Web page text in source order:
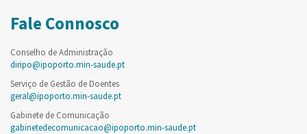
Fale Connosco
Conselho de Administração
diripo@ipoporto.min-saude.pt
Serviço de Gestão de Doentes
geral@ipoporto.min-saude.pt
Gabinete de Comunicação
gabinetedecomunicacao@ipoporto.min-saude.pt